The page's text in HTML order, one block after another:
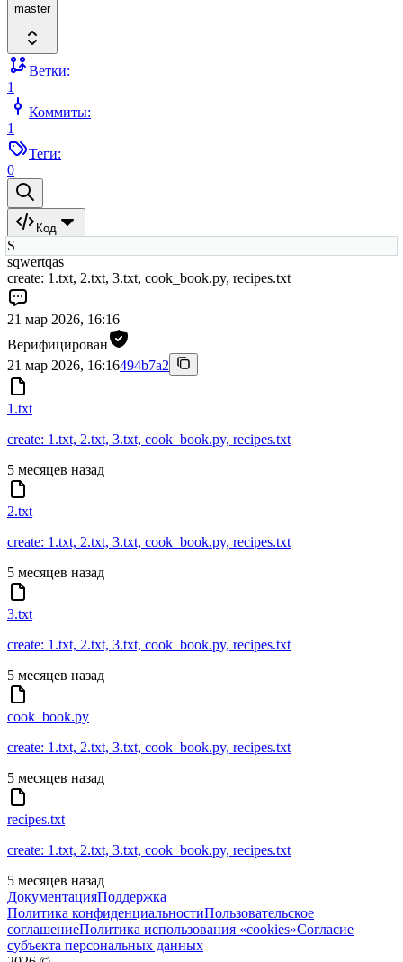
master
Ветки:
1
Коммиты:
1
Теги:
0
Код
S
sqwertqas
create: 1.txt, 2.txt, 3.txt, cook_book.py, recipes.txt
21 мар 2026, 16:16
Верифицирован
21 мар 2026, 16:16494b7a2
1.txt
create: 1.txt, 2.txt, 3.txt, cook_book.py, recipes.txt
5 месяцев назад
2.txt
create: 1.txt, 2.txt, 3.txt, cook_book.py, recipes.txt
5 месяцев назад
3.txt
create: 1.txt, 2.txt, 3.txt, cook_book.py, recipes.txt
5 месяцев назад
cook_book.py
create: 1.txt, 2.txt, 3.txt, cook_book.py, recipes.txt
5 месяцев назад
recipes.txt
create: 1.txt, 2.txt, 3.txt, cook_book.py, recipes.txt
5 месяцев назад
ДокументацияПоддержка
Политика конфиденциальностиПользовательское
соглашениеПолитика использования «cookies»Согласие
субъекта персональных данных